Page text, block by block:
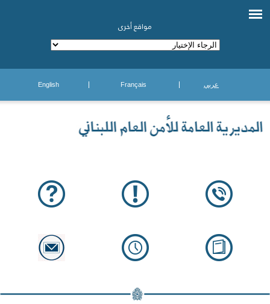
مواقع أخرى
عربي Français
English